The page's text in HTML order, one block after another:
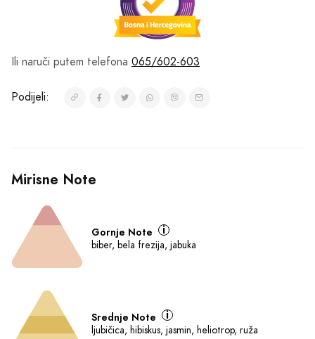
Ili naruči putem telefona 065/602-603
Podijeli:
Mirisne Note
Gornje Note
biber, bela frezija, jabuka
Srednje Note
ljubičica, hibiskus, jasmin, heliotrop, ruža